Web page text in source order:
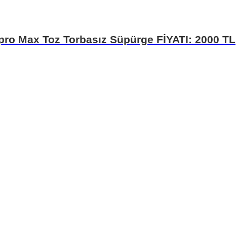
Max Toz Torbasız Süpürge FİYATI: 2000 TL